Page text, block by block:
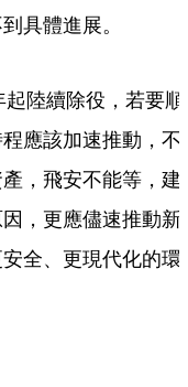
具體進展。
陸續除役，若要順
應該加速推動，不
，飛安不能等，建
，更應儘速推動新
全、更現代化的環